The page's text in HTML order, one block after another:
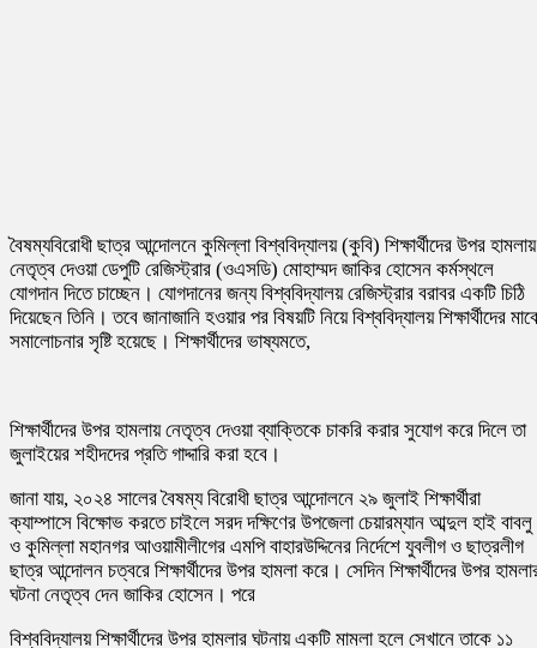
বৈষম্যবিরোধী ছাত্র আন্দোলনে কুমিল্লা বিশ্ববিদ্যালয় (কুবি) শিক্ষার্থীদের উপর হামলায়
নেতৃত্ব দেওয়া ডেপুটি রেজিস্ট্রার (ওএসডি) মোহাম্মদ জাকির হোসেন কর্মস্থলে
যোগদান দিতে চাচ্ছেন। যোগদানের জন্য বিশ্ববিদ্যালয় রেজিস্ট্রার বরাবর একটি চিঠি
দিয়েছেন তিনি। তবে জানাজানি হওয়ার পর বিষয়টি নিয়ে বিশ্ববিদ্যালয় শিক্ষার্থীদের
সমালোচনার সৃষ্টি হয়েছে। শিক্ষার্থীদের ভাষ্যমতে,
শিক্ষার্থীদের উপর হামলায় নেতৃত্ব দেওয়া ব্যাক্তিকে চাকরি করার সুযোগ করে দিলে তা
জুলাইয়ের শহীদদের প্রতি গাদ্দারি করা হবে।
জানা যায়, ২০২৪ সালের বৈষম্য বিরোধী ছাত্র আন্দোলনে ২৯ জুলাই শিক্ষার্থীরা
ক্যাম্পাসে বিক্ষোভ করতে চাইলে সরদ দক্ষিণের উপজেলা চেয়ারম্যান আব্দুল হাই বাবলু
ও কুমিল্লা মহানগর আওয়ামীলীগের এমপি বাহারউদ্দিনের নির্দেশে যুবলীগ ও ছাত্রলীগ
ছাত্র আন্দোলন চত্বরে শিক্ষার্থীদের উপর হামলা করে। সেদিন শিক্ষার্থীদের উপর
ঘটনা নেতৃত্ব দেন জাকির হোসেন। পরে
বিশ্ববিদ্যালয় শিক্ষার্থীদের উপর হামলার ঘটনায় একটি মামলা হলে সেখানে তাকে ১১